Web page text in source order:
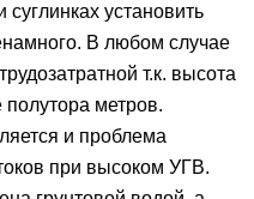
установить
В любом случае
т.к. высота
полутора метров.
и проблема
при высоком УГВ.